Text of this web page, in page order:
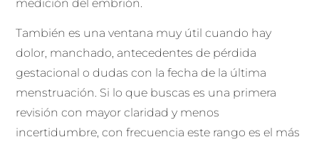
medición del embrión.
También es una ventana muy útil cuando hay
dolor, manchado, antecedentes de pérdida
gestacional o dudas con la fecha de la última
menstruación. Si lo que buscas es una primera
revisión con mayor claridad y menos
incertidumbre, con frecuencia este rango es el más